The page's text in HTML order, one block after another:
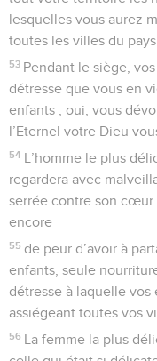
lesquelles vous aurez
toutes les villes du
53 Pendant le siège,
détresse que vous en
enfants ; oui, vous
l’Eternel votre Dieu
54 L’homme le plus
regardera avec
serrée contre son cœur
encore
55 de peur d’avoir à
enfants, seule
détresse à laquelle vos
assiégeant toutes vos
56 La femme la plus